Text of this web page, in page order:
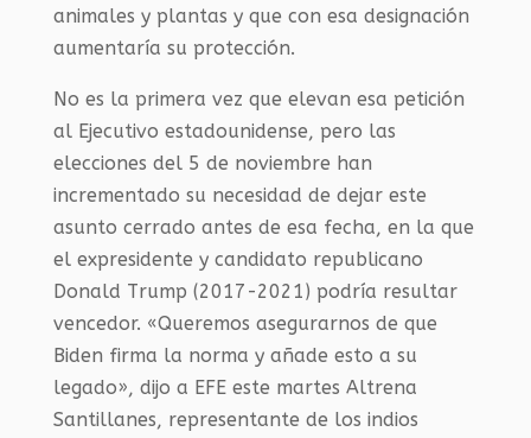
animales y plantas y que con esa designación
aumentaría su protección.
No es la primera vez que elevan esa petición
al Ejecutivo estadounidense, pero las
elecciones del 5 de noviembre han
incrementado su necesidad de dejar este
asunto cerrado antes de esa fecha, en la que
el expresidente y candidato republicano
Donald Trump (2017-2021) podría resultar
vencedor. «Queremos asegurarnos de que
Biden firma la norma y añade esto a su
legado», dijo a EFE este martes Altrena
Santillanes, representante de los indios